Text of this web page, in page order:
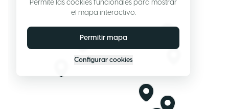
Permite las cookies funcionales para mostrar
el mapa interactivo.
Permitir mapa
Configurar cookies